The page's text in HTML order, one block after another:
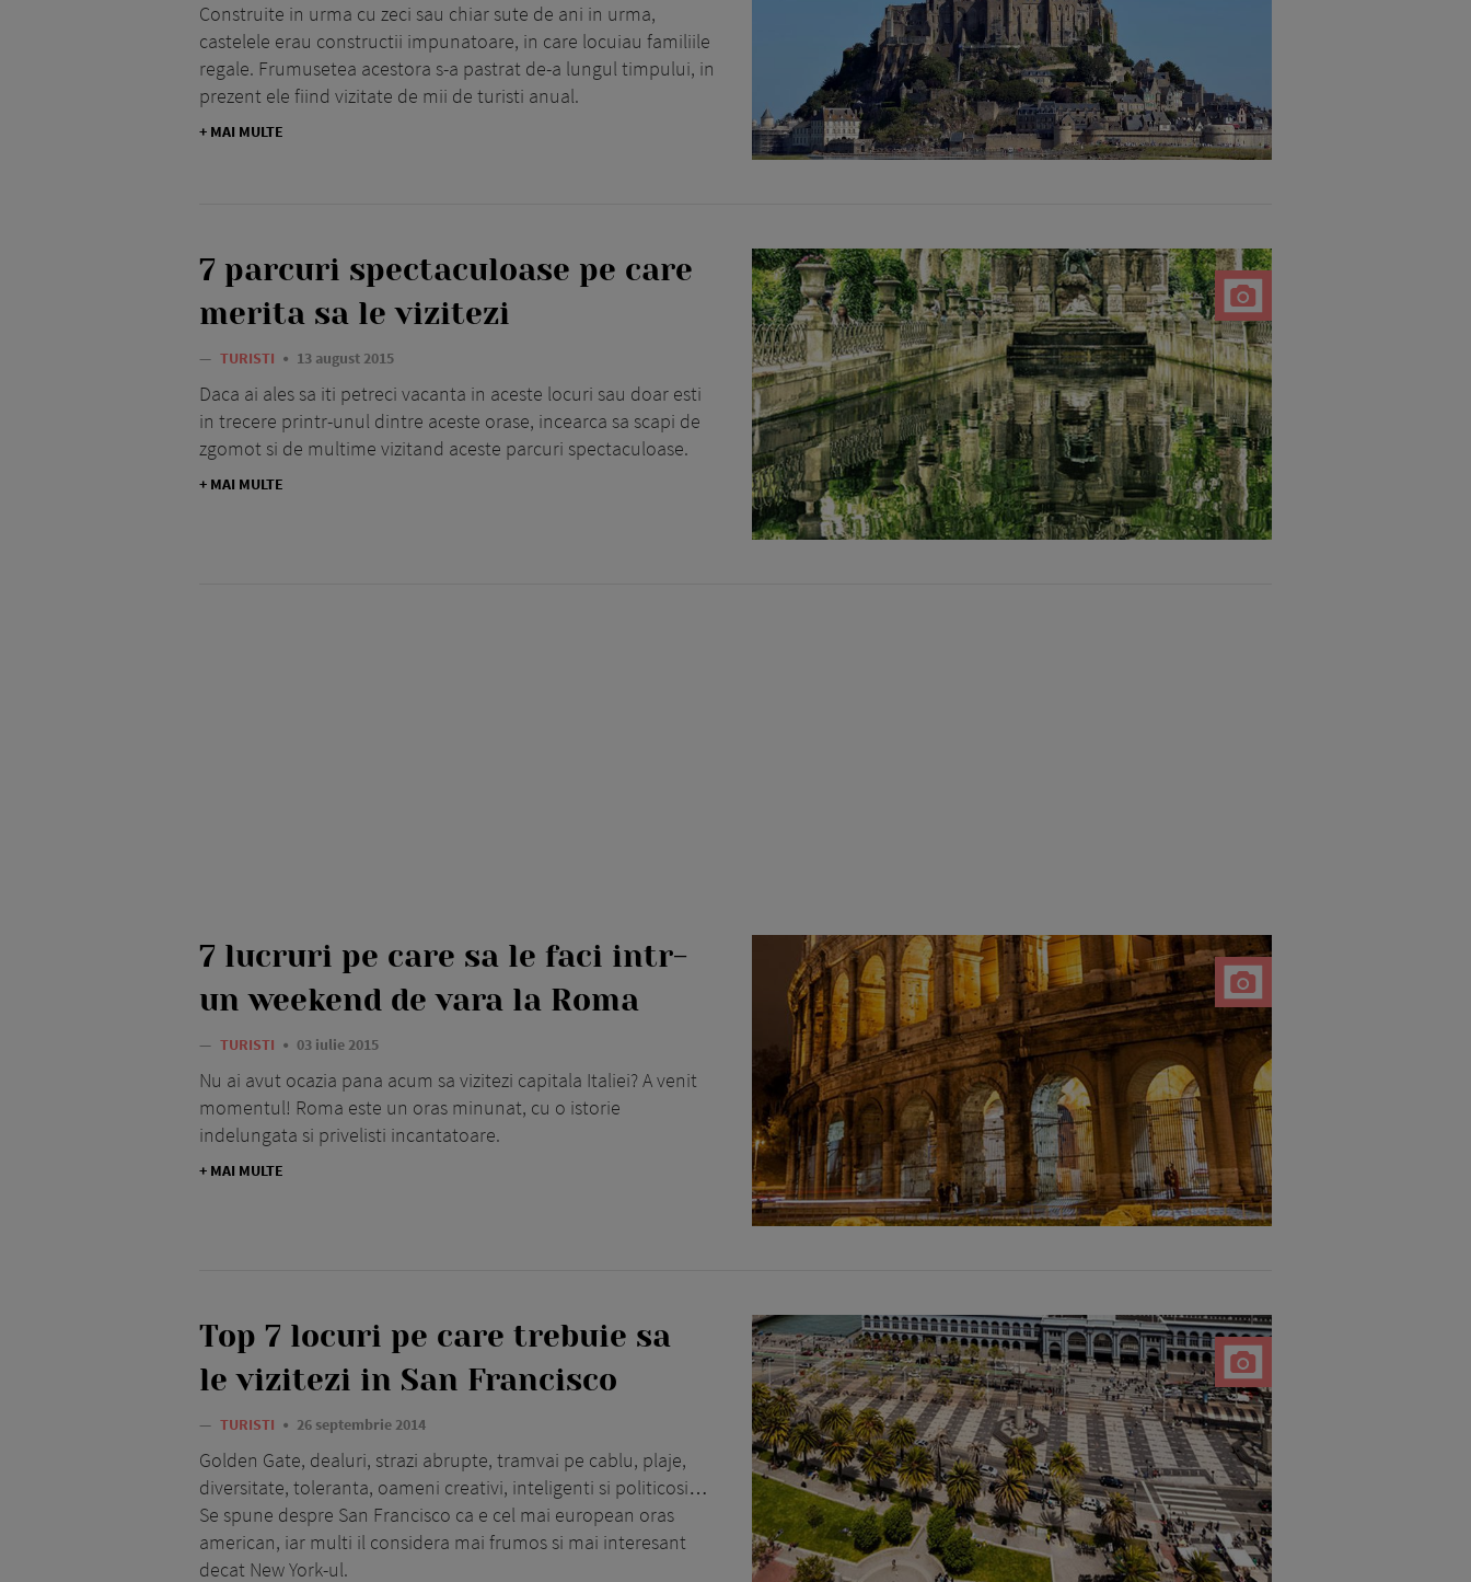
Construite in urma cu zeci sau chiar sute de ani in urma,
castelele erau constructii impunatoare, in care locuiau familiile
regale. Frumusetea acestora s-a pastrat de-a lungul timpului, in
prezent ele fiind vizitate de mii de turisti anual.
+ MAI MULTE
7 parcuri spectaculoase pe care
merita sa le vizitezi
— TURISTI 13 august 2015
Daca ai ales sa iti petreci vacanta in aceste locuri sau doar esti
in trecere printr-unul dintre aceste orase, incearca sa scapi de
zgomot si de multime vizitand aceste parcuri spectaculoase.
+ MAI MULTE
7 lucruri pe care sa le faci intr-
un weekend de vara la Roma
— TURISTI 03 iulie 2015
Nu ai avut ocazia pana acum sa vizitezi capitala Italiei? A venit
momentul! Roma este un oras minunat, cu o istorie
indelungata si privelisti incantatoare.
+ MAI MULTE
Top 7 locuri pe care trebuie sa
le vizitezi in San Francisco
— TURISTI 26 septembrie 2014
Golden Gate, dealuri, strazi abrupte, tramvai pe cablu, plaje,
diversitate, toleranta, oameni creativi, inteligenti si politicosi…
Se spune despre San Francisco ca e cel mai european oras
american, iar multi il considera mai frumos si mai interesant
decat New York-ul.